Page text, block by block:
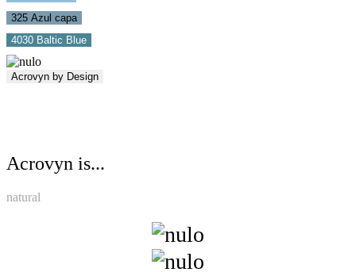
325 Azul capa
4030 Baltic Blue
Acrovyn by Design
Acrovyn is...
natural